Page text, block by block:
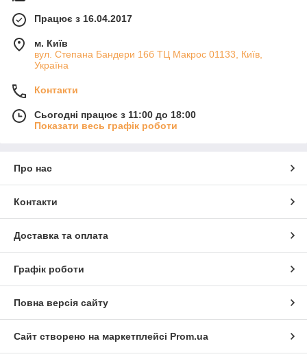
Працює з 16.04.2017
м. Київ
вул. Степана Бандери 16б ТЦ Макрос 01133, Київ,
Україна
Контакти
Сьогодні працює з 11:00 до 18:00
Показати весь графік роботи
Про нас
Контакти
Доставка та оплата
Графік роботи
Повна версія сайту
Сайт створено на маркетплейсі Prom.ua